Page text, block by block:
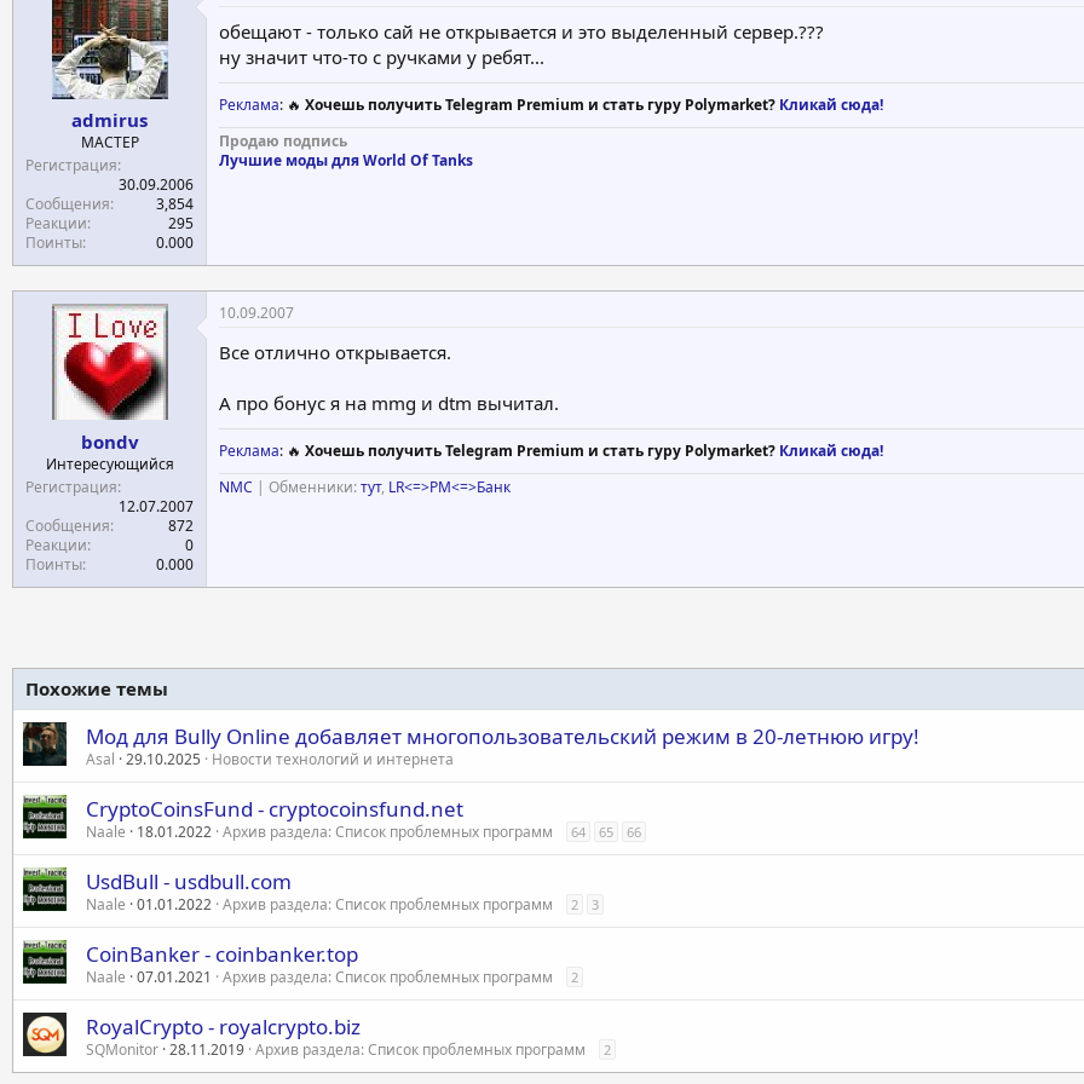
admirus
МАСТЕР
Регистрация
30.09.2006
Сообщения
3,854
Реакции
295
Поинты
0.000
обещают - только сай не открывается и это выделенный сервер.???
ну значит что-то с ручками у ребят...
Реклама: 🔥 Хочешь получить Telegram Premium и стать гуру Polymarket? Кликай сюда!
Продаю подпись
Лучшие моды для World Of Tanks
bondv
Интересующийся
Регистрация
12.07.2007
Сообщения
872
Реакции
0
Поинты
0.000
10.09.2007
Все отлично открывается.
А про бонус я на mmg и dtm вычитал.
Реклама: 🔥 Хочешь получить Telegram Premium и стать гуру Polymarket? Кликай сюда!
NMC | Обменники:тут, LR<=>PM<=>Банк
Похожие темы
Мод для Bully Online добавляет многопользовательский режим в 20-летнюю игру!
Asal 29.10.2025 Новости технологий и интернета
CryptoCoinsFund - cryptocoinsfund.net
Naale 18.01.2022 Архив раздела: Список проблемных программ 64 65 66
UsdBull - usdbull.com
Naale 01.01.2022 Архив раздела: Список проблемных программ 2 3
CoinBanker - coinbanker.top
Naale 07.01.2021 Архив раздела: Список проблемных программ 2
RoyalCrypto - royalcrypto.biz
SQMonitor 28.11.2019 Архив раздела: Список проблемных программ 2